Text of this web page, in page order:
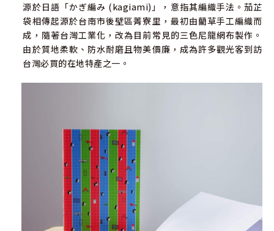
源於日語「かぎ編み (kagiami)」，意指其編織手法。茄芷
袋相傳起源於台南市後壁區菁寮里，最初由藺草手工編織而
成，隨著台灣工業化，改為目前常見的三色尼龍網布製作。
由於質地柔軟、防水耐磨且物美價廉，成為許多觀光客到訪
台灣必買的在地特產之一。